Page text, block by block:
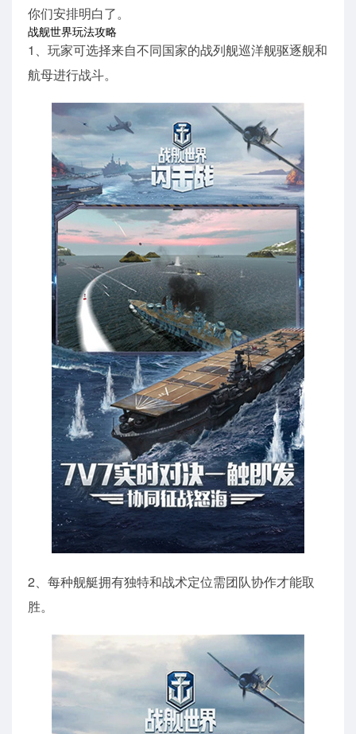
你们安排明白了。
战舰世界玩法攻略
1、玩家可选择来自不同国家的战列舰巡洋舰驱逐舰和
航母进行战斗。
2、每种舰艇拥有独特和战术定位需团队协作才能取
胜。